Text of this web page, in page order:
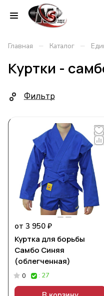
Главная – Каталог –
Куртки -
Фильтр
от 3 950 ₽
Куртка для борьбы
Самбо Синяя
(облегченная)
0 : 27